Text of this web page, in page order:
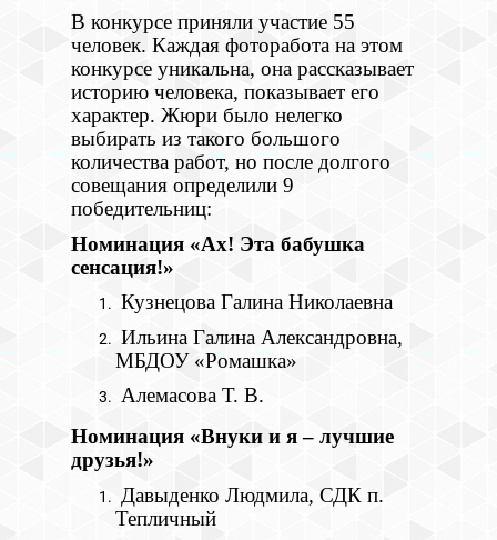
В конкурсе приняли участие 55
человек. Каждая фоторабота на этом
конкурсе уникальна, она рассказывает
историю человека, показывает его
характер. Жюри было нелегко
выбирать из такого большого
количества работ, но после долгого
совещания определили 9
победительниц:
Номинация «Ах! Эта бабушка
сенсация!»
Кузнецова Галина Николаевна
Ильина Галина Александровна,
МБДОУ «Ромашка»
Алемасова Т. В.
Номинация «Внуки и я – лучшие
друзья!»
Давыденко Людмила, СДК п.
Тепличный